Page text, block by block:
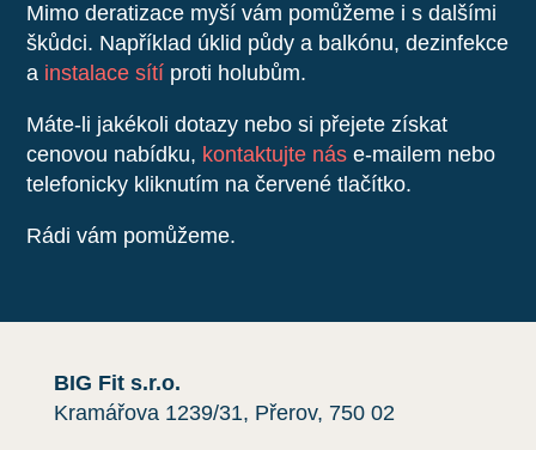
Mimo deratizace myší vám pomůžeme i s dalšími
škůdci. Například úklid půdy a balkónu, dezinfekce
a instalace sítí proti holubům.
Máte-li jakékoli dotazy nebo si přejete získat
cenovou nabídku, kontaktujte nás e-mailem nebo
telefonicky kliknutím na červené tlačítko.
Rádi vám pomůžeme.
BIG Fit s.r.o.
Kramářova 1239/31, Přerov, 750 02